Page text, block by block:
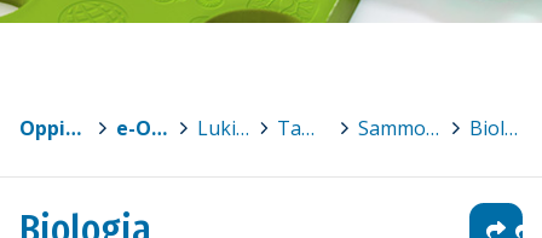
Oppimateriaalit > e-Oppi Lukiot > Tampere > Sammon keskuslukio > Biologia